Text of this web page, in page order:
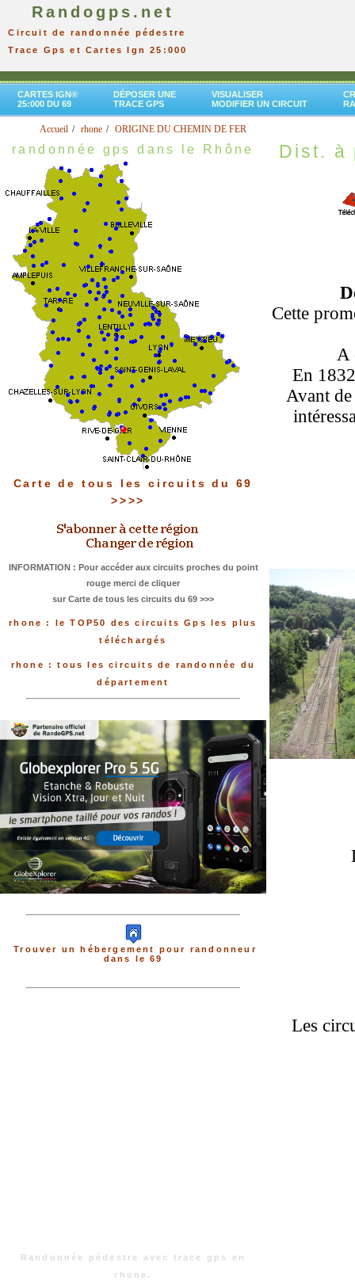
Randogps.net
Circuit de randonnée pédestre
Trace Gps et Cartes Ign 25:000
CARTES IGN®
25:000 DU 69
DÉPOSER UNE
TRACE GPS
VISUALISER
MODIFIER UN CIRCUIT
Accueil rhone ORIGINE DU CHEMIN DE FER
randonnée gps dans le Rhône
Carte de tous les circuits du 69
>>>>
INFORMATION : Pour accéder aux circuits proches du point
rouge merci de cliquer
sur Carte de tous les circuits du 69 >>>
rhone : le TOP50 des circuits Gps les plus
téléchargés
rhone : tous les circuits de randonnée du
département
Trouver un hébergement pour randonneur
dans le 69
Randonnée pédestre avec trace gps en
rhone.
Dist. à
Cette
A
En
Avant
Les